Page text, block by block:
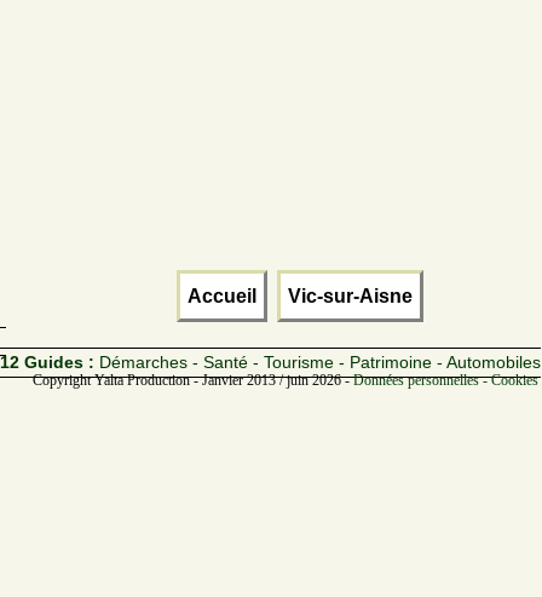
Accueil Vic-sur-Aisne
12 Guides : Démarches - Santé - Tourisme - Patrimoine - Automobiles
Copyright Yalta Production - Janvier 2013 / juin 2026 -Données personnelles -